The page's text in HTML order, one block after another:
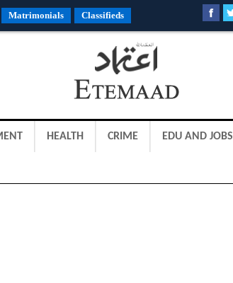
Matrimonials Classifieds
HEALTH CRIME EDU AND JOBS